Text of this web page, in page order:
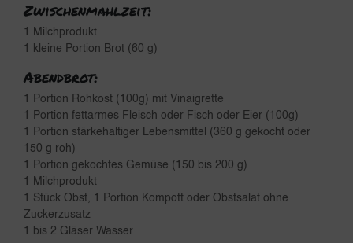
Zwischenmahlzeit:
1 Milchprodukt
1 kleine Portion Brot (60 g)
Abendbrot:
1 Portion Rohkost (100g) mit Vinaigrette
1 Portion fettarmes Fleisch oder Fisch oder Eier (100g)
1 Portion stärkehaltiger Lebensmittel (360 g gekocht oder
150 g roh)
1 Portion gekochtes Gemüse (150 bis 200 g)
1 Milchprodukt
1 Stück Obst, 1 Portion Kompott oder Obstsalat ohne
Zuckerzusatz
1 bis 2 Gläser Wasser